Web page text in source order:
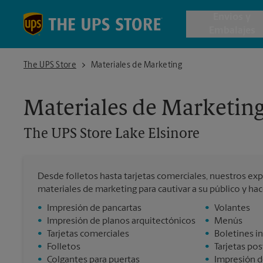
Cajas de
Envío
Todos los
The UPS Store
The UPS Store Lake ElsinoreMateriales de Marketing
Materiales de
The UPS Store Lake Elsinore
Desde folletos hasta tarjetas comerciales, nuestros
materiales de marketing para cautivar a su público y
•
Impresión de pancartas
•
Impresión de planos arquitectónicos
•
Tarjetas comerciales
•
Folletos
• Colgantes para puertas
•
Volantes
•
Menús
•
Boletines
•
Tarjetas
•
Impresión